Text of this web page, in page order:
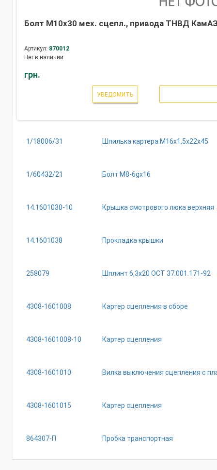
Болт М10х30 мех. сцепл., привода ТНВД
Артикул: 870012
Нет в наличии
грн.
УВЕДОМИТЬ
1/18006/31 Шпилька картера М16х1,5х22х45
1/60432/21 Болт М8-6gх16
14.1601030-10 Крышка смотрового люка верхняя
14.1601038 Прокладка крышки
258079 Шплинт 6,3х20 ОСТ 37.001.171-92
4308-1601008 Картер сцепления в сборе
4308-1601008-10 Картер сцепления
4308-1601010 Вилка выключения сцепления с
4308-1601015 Картер сцепления
864307-П Пробка транспортная